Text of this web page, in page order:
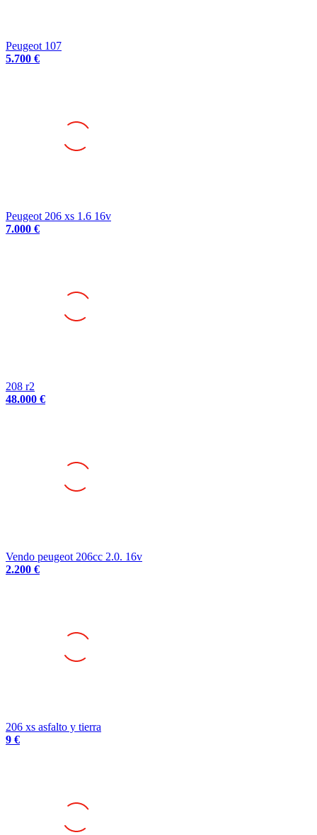
Peugeot 107
5.700 €
Peugeot 206 xs 1.6 16v
7.000 €
208 r2
48.000 €
Vendo peugeot 206cc 2.0. 16v
2.200 €
206 xs asfalto y tierra
9 €